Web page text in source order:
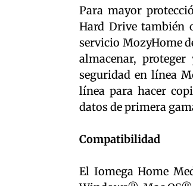
Para mayor
Hard Drive también
servicio MozyHome
almacenar,
seguridad en línea
línea para hacer
datos de primera
Compatibilidad
El Iomega Home